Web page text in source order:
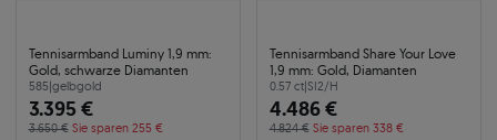
Tennisarmband Luminy 1,9 mm:
Gold, schwarze Diamanten
585|gelbgold
3.395 €
3.650 € Sie sparen 255 €
Tennisarmband Share Your Love
1,9 mm: Gold, Diamanten
0.57 ct|SI2/H
4.486 €
4.824 € Sie sparen 338 €